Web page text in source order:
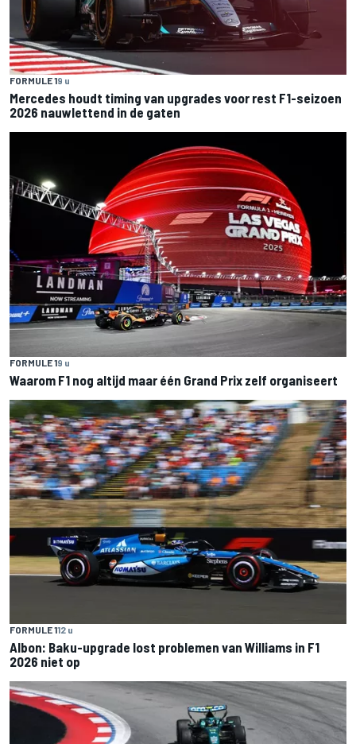
FORMULE 19 u
Mercedes houdt timing van upgrades voor rest F1-seizoen
2026 nauwlettend in de gaten
FORMULE 19 u
Waarom F1 nog altijd maar één Grand Prix zelf organiseert
FORMULE 112 u
Albon: Baku-upgrade lost problemen van Williams in F1
2026 niet op